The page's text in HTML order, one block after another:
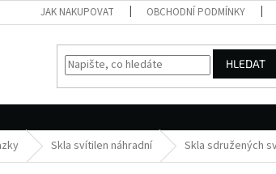
JAK NAKUPOVAT OBCHODNÍ PODMÍNKY
HLEDAT
Skla svítilen náhradní Skla sdružených